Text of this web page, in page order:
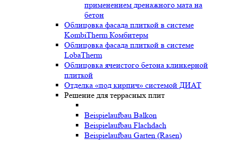
применением дренажного мата на
бетон
Облицовка фасада плиткой в системе
KombiTherm Комбитерм
Облицовка фасада плиткой в системе
LobaTherm
Облицовка ячеистого бетона клинкерной
плиткой
Отделка «под кирпич» системой ДИАТ
Решение для террасных плит
Beispielaufbau Balkon
Beispielaufbau Flachdach
Beispielaufbau Garten (Rasen)